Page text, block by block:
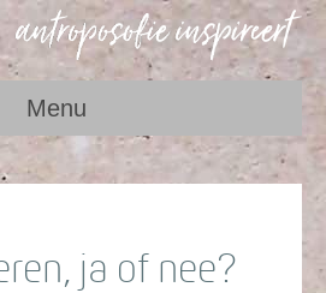
Menu
ja of nee?